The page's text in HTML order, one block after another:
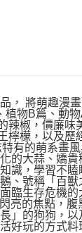
， 將萌趣漫
物B篇、動
辣椒，價廉
檸檬，以及歷
有的萌系畫
的大蒜、嬌
識，學習不
、號稱「百
臨生存危機
亮的焦點，
」的狗狗，
好玩的方式料